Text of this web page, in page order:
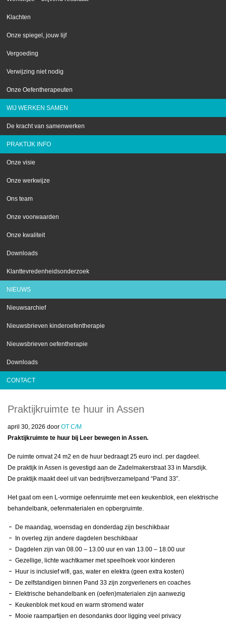
Klachten
Onze spiegel, jouw lijf
Vergoeding
Verwijzing niet nodig
Onze Oefentherapeuten
WIJ WERKEN SAMEN
De kracht van samenwerken
PRAKTIJK INFO
Onze visie
Onze werkwijze
Ons team
Onze voorwaarden
Onze kwaliteit
Downloads
Klanttevredenheidsonderzoek
NIEUWS
Nieuwsarchief
Nieuwsbrieven kinderoefentherapie
Nieuwsbrieven oefentherapie
Downloads
CONTACT
Praktijkruimte te huur in Assen
april 30, 2026 door OT C/M
Praktijkruimte te huur bij Leer bewegen in Assen.
De ruimte omvat 24 m2 en de huur bedraagt 25 euro incl. per dagdeel.
De praktijk in Assen is gevestigd aan de Zadelmakerstraat 33 in Marsdijk.
De praktijk maakt deel uit van bedrijfsverzamelpand “Pand 33”.
Het gaat om een L-vormige oefenruimte met een keukenblok, een elektrische
behandelbank, oefenmaterialen en opbergruimte.
De maandag, woensdag en donderdag zijn beschikbaar
In overleg zijn andere dagdelen beschikbaar
Dagdelen zijn van 08.00 – 13.00 uur en van 13.00 – 18.00 uur
Gezellige, lichte wachtkamer met speelhoek voor kinderen
Huur is inclusief wifi, gas, water en elektra (geen extra kosten)
De zelfstandigen binnen Pand 33 zijn zorgverleners en coaches
Elektrische behandelbank en (oefen)materialen zijn aanwezig
Keukenblok met koud en warm stromend water
Mooie raampartijen en desondanks door ligging veel privacy